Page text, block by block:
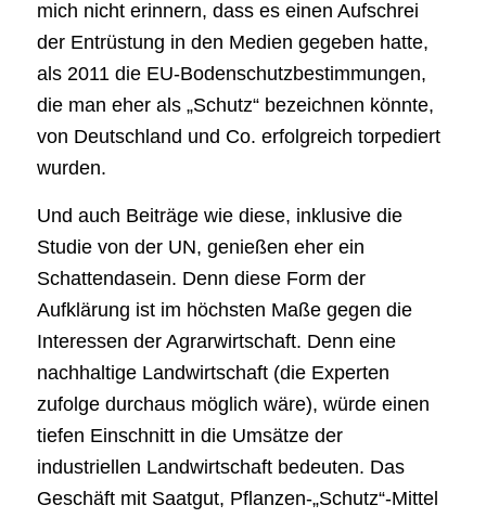
mich nicht erinnern, dass es einen Aufschrei
der Entrüstung in den Medien gegeben hatte,
als 2011 die EU-Bodenschutzbestimmungen,
die man eher als „Schutz“ bezeichnen könnte,
von Deutschland und Co. erfolgreich torpediert
wurden.
Und auch Beiträge wie diese, inklusive die
Studie von der UN, genießen eher ein
Schattendasein. Denn diese Form der
Aufklärung ist im höchsten Maße gegen die
Interessen der Agrarwirtschaft. Denn eine
nachhaltige Landwirtschaft (die Experten
zufolge durchaus möglich wäre), würde einen
tiefen Einschnitt in die Umsätze der
industriellen Landwirtschaft bedeuten. Das
Geschäft mit Saatgut, Pflanzen-„Schutz“-Mittel